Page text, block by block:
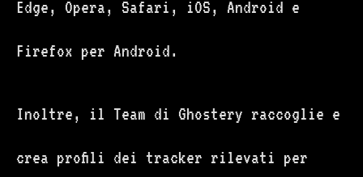
Edge, Opera, Safari, iOS, Android e
Firefox per Android.
Inoltre, il Team di Ghostery raccoglie e
crea profili dei tracker rilevati per